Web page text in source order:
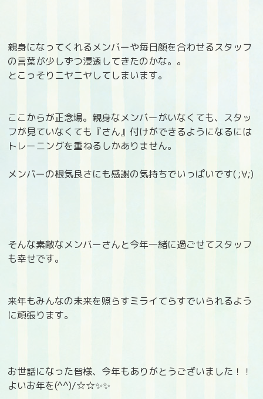
親身になってくれるメンバーや毎日顔を合わせるスタッフ
の言葉が少しずつ浸透してきたのかな。。
とこっそりニヤニヤしてしまいます。
ここからが正念場。親身なメンバーがいなくても、スタッ
フが見ていなくても『さん』付けができるようになるには
トレーニングを重ねるしかありません。
メンバーの根気良さにも感謝の気持ちでいっぱいです( ;∀;)
そんな素敵なメンバーさんと今年一緒に過ごせてスタッフ
も幸せです。
来年もみんなの未来を照らすミライてらすでいられるよう
に頑張ります。
お世話になった皆様、今年もありがとうございました！！
よいお年を(^^)/☆☆✨✨